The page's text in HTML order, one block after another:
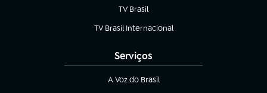
TV Brasil
(abre em nova aba)
TV Brasil Internacional
(abre em nova aba)
Serviços
A Voz do Brasil
(abre em nova aba)